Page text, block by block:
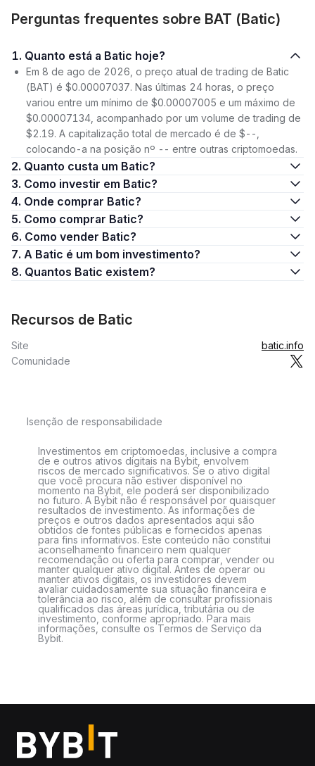
Perguntas frequentes sobre BAT (Batic)
1. Quanto está a Batic hoje?
Em 8 de ago de 2026, o preço atual de trading de Batic
(BAT) é $0.00007037. Nas últimas 24 horas, o preço
variou entre um mínimo de $0.00007005 e um máximo de
$0.00007134, acompanhado por um volume de trading de
$2.19. A capitalização total de mercado é de $--,
colocando-a na posição nº -- entre outras criptomoedas.
2. Quanto custa um Batic?
3. Como investir em Batic?
4. Onde comprar Batic?
5. Como comprar Batic?
6. Como vender Batic?
7. A Batic é um bom investimento?
8. Quantos Batic existem?
Recursos de Batic
Site
batic.info
Comunidade
Isenção de responsabilidade
Investimentos em criptomoedas, inclusive a compra
de e outros ativos digitais na Bybit, envolvem
riscos de mercado significativos. Se o ativo digital
que você procura não estiver disponível no
momento na Bybit, ele poderá ser disponibilizado
no futuro. A Bybit não é responsável por quaisquer
resultados de investimento. As informações de
preços e outros dados apresentados aqui são
obtidos de fontes públicas e fornecidos apenas
para fins informativos. Este conteúdo não constitui
aconselhamento financeiro nem qualquer
recomendação ou oferta para comprar, vender ou
manter qualquer ativo digital. Antes de operar ou
manter ativos digitais, os investidores devem
avaliar cuidadosamente sua situação financeira e
tolerância ao risco, além de consultar profissionais
qualificados das áreas jurídica, tributária ou de
investimento, conforme apropriado. Para mais
informações, consulte os Termos de Serviço da
Bybit.